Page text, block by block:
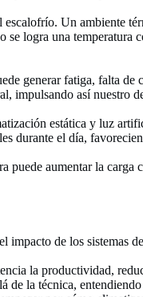
Un ambiente
logra una temperatura
generar fatiga, falta
impulsando así nuestro
estática y luz
durante el día,
aumentar la
de los sistemas
la productividad,
la técnica,